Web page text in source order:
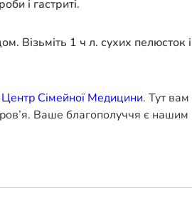
і гастриті.
Візьміть 1 ч л. сухих
Центр Сімейної Медицини. Тут
Ваше благополуччя є нашим